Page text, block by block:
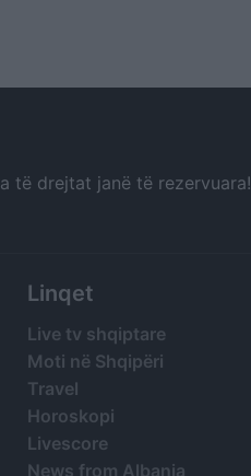
të drejtat janë të rezervuara!
Linqet
Live tv shqiptare
Moti në Shqipëri
Travel
Horoskopi
Livescore
News from Albania